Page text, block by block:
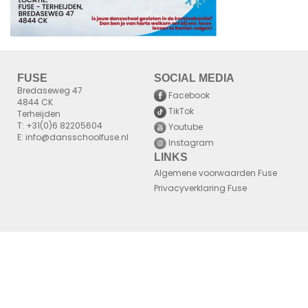
FUSE
Bredaseweg 47
4844 CK
Terheijden
T: +31(0)6 82205604
E: info@dansschoolfuse.nl
SOCIAL MEDIA
Facebook
TikTok
Youtube
Instagram
LINKS
Algemene voorwaarden Fuse
Privacyverklaring Fuse